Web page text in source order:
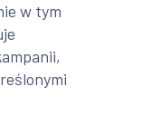
w tym